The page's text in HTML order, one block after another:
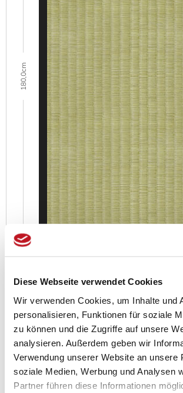
Diese Webseite verwendet Cookies
Wir verwenden Cookies, um Inhalte und
personalisieren, Funktionen für soziale
zu können und die Zugriffe auf unsere
analysieren. Außerdem geben wir
Verwendung unserer Website an unsere
soziale Medien, Werbung und Analysen
Partner führen diese Informationen
180,0cm
100,0cm
Qualität & Oberfläche auswählen:
Art der Tatami:
i